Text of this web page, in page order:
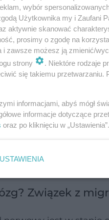
lub modulacją
rejestruje. Jak
stu mignięć na
Niestety, nasz
to nie jest zwykły ból
leków i jakoś próbują
Związek z
wybór
Użytkownika my i Zaufani
aktywnie skanować
prosimy o zgodę na
i zawsze możesz ją zmienić/
strony
. Niektóre rodzaje
się takiemu przetwarzaniu.
informacjami, abyś mógł
informacje dotyczące
oraz po kliknięciu w „Ustawienia”.
USTAWIENIA